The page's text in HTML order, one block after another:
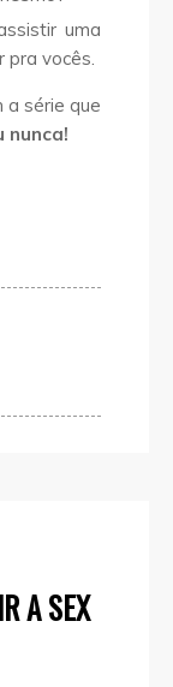
uma
pra vocês.
a série que
nunca!
A SEX